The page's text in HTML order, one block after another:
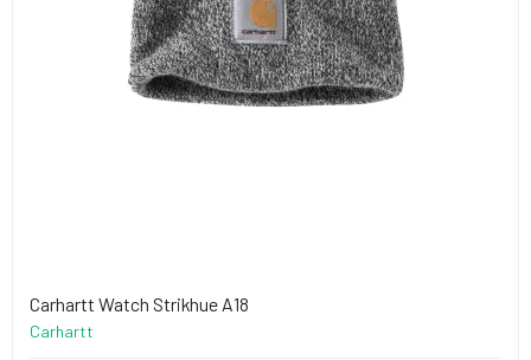
Carhartt Watch Strikhue A18
Carhartt